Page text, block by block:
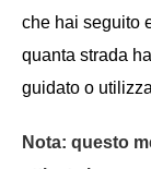
che hai seguito
quanta strada
guidato o
Nota: questo